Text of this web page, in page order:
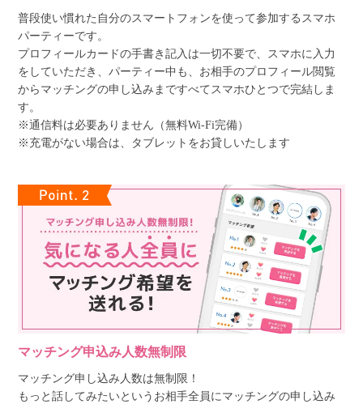
普段使い慣れた自分のスマートフォンを使って参加するスマホ
パーティーです。
プロフィールカードの手書き記入は一切不要で、スマホに入力
をしていただき、パーティー中も、お相手のプロフィール閲覧
からマッチングの申し込みまですべてスマホひとつで完結しま
す。
※通信料は必要ありません（無料Wi-Fi完備）
※充電がない場合は、タブレットをお貸しいたします
マッチング申込み人数無制限
マッチング申し込み人数は無制限！
もっと話してみたいというお相手全員にマッチングの申し込み